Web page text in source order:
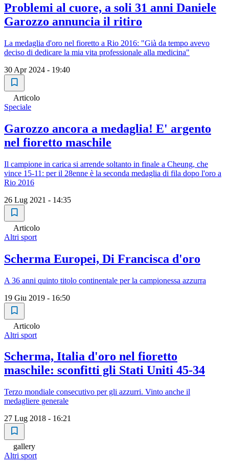
Problemi al cuore, a soli 31 anni Daniele
Garozzo annuncia il ritiro
La medaglia d'oro nel fioretto a Rio 2016: "Già da tempo avevo
deciso di dedicare la mia vita professionale alla medicina"
30 Apr 2024 - 19:40
Articolo
Speciale
Garozzo ancora a medaglia! E' argento
nel fioretto maschile
Il campione in carica si arrende soltanto in finale a Cheung, che
vince 15-11: per il 28enne è la seconda medaglia di fila dopo l'oro a
Rio 2016
26 Lug 2021 - 14:35
Articolo
Altri sport
Scherma Europei, Di Francisca d'oro
A 36 anni quinto titolo continentale per la campionessa azzurra
19 Giu 2019 - 16:50
Articolo
Altri sport
Scherma, Italia d'oro nel fioretto
maschile: sconfitti gli Stati Uniti 45-34
Terzo mondiale consecutivo per gli azzurri. Vinto anche il
medagliere generale
27 Lug 2018 - 16:21
gallery
Altri sport